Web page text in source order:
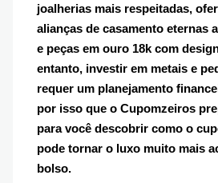
joalherias mais respeitadas,
alianças de casamento eternas
e peças em ouro 18k com
entanto, investir em metais e
requer um planejamento
por isso que o Cupomzeiros
para você descobrir como o
pode tornar o luxo muito mais
bolso.